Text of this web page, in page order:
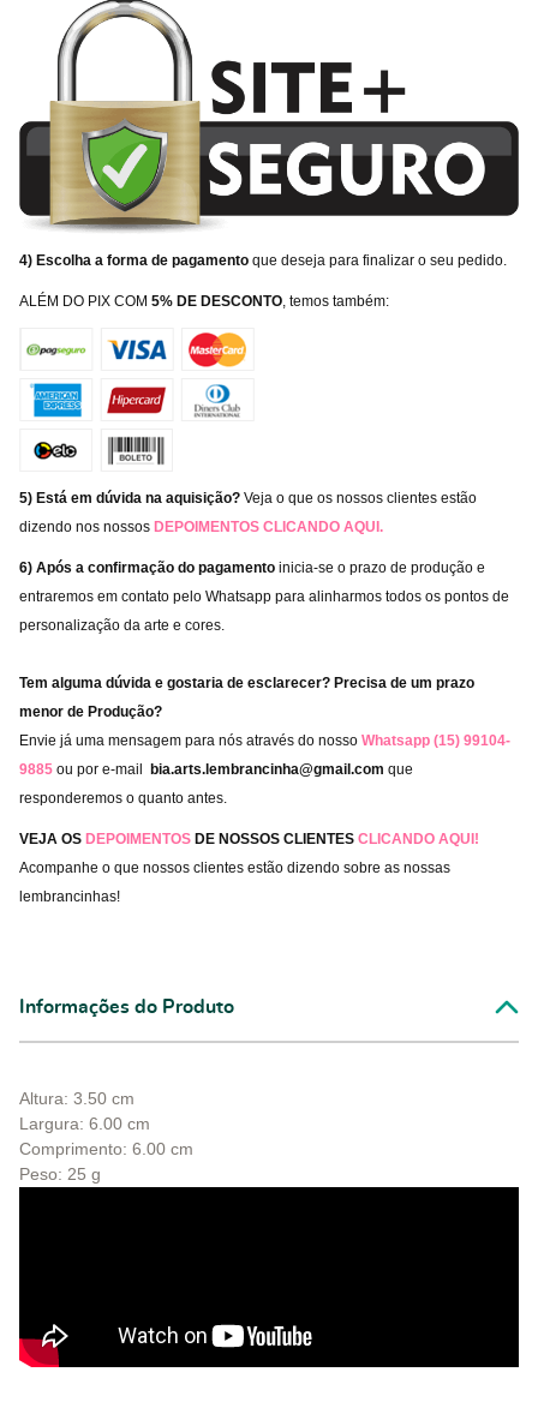
4) Escolha a forma de pagamento que deseja para finalizar o seu pedido.
ALÉM DO PIX COM 5% DE DESCONTO, temos também:
5) Está em dúvida na aquisição? Veja o que os nossos clientes estão
dizendo nos nossos DEPOIMENTOS CLICANDO AQUI .
6) Após a confirmação do pagamento inicia-se o prazo de produção e
entraremos em contato pelo Whatsapp para alinharmos todos os pontos de
personalização da arte e cores.
Tem alguma dúvida e gostaria de esclarecer? Precisa de um prazo
menor de Produção?
Envie já uma mensagem para nós através do nosso Whatsapp (15) 99104-
9885 ou por e-mail bia.arts.lembrancinha@gmail.com que
responderemos o quanto antes.
VEJA OS DEPOIMENTOS DE NOSSOS CLIENTES CLICANDO AQUI!
Acompanhe o que nossos clientes estão dizendo sobre as nossas
lembrancinhas!
Informações do Produto
Altura: 3.50 cm
Largura: 6.00 cm
Comprimento: 6.00 cm
Peso: 25 g